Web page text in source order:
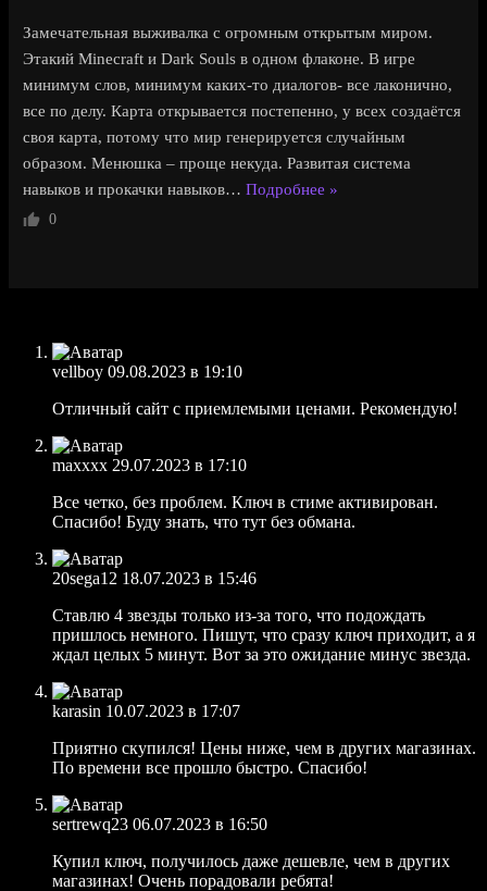
Замечательная выживалка с огромным открытым миром.
Этакий Minecraft и Dark Souls в одном флаконе. В игре
минимум слов, минимум каких-то диалогов- все лаконично,
все по делу. Карта открывается постепенно, у всех создаётся
своя карта, потому что мир генерируется случайным
образом. Менюшка – проще некуда. Развитая система
навыков и прокачки навыков… Подробнее »
0
vellboy 09.08.2023 в 19:10
Отличный сайт с приемлемыми ценами. Рекомендую!
maxxxx 29.07.2023 в 17:10
Все четко, без проблем. Ключ в стиме активирован.
Спасибо! Буду знать, что тут без обмана.
20sega12 18.07.2023 в 15:46
Ставлю 4 звезды только из-за того, что подождать
пришлось немного. Пишут, что сразу ключ приходит, а я
ждал целых 5 минут. Вот за это ожидание минус звезда.
karasin 10.07.2023 в 17:07
Приятно скупился! Цены ниже, чем в других магазинах.
По времени все прошло быстро. Спасибо!
sertrewq23 06.07.2023 в 16:50
Купил ключ, получилось даже дешевле, чем в других
магазинах! Очень порадовали ребята!